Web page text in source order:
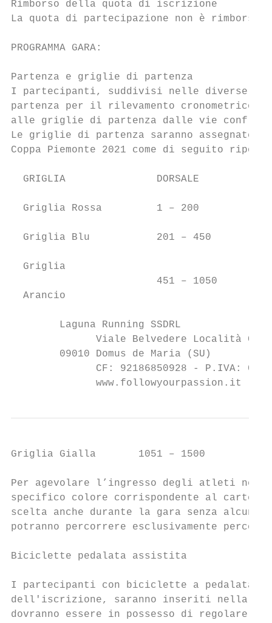
Rimborso della quota di iscrizione
La quota di partecipazione non è
PROGRAMMA GARA:
Partenza e griglie di partenza
I partecipanti, suddivisi nelle diverse
partenza per il rilevamento cronometrico.
alle griglie di partenza dalle vie
Le griglie di partenza saranno assegnate
Coppa Piemonte 2021 come di seguito
  GRIGLIA               DORSALE
  Griglia Rossa         1 – 200
  Griglia Blu           201 – 450
  Griglia
                        451 – 1050
  Arancio
        Laguna Running SSDRL
              Viale Belvedere Località Chia
        09010 Domus de Maria (SU)
CF: 92186850928 - P.IVA:
www.followyourpassion.it
Griglia Gialla       1051 – 1500
Per agevolare l’ingresso degli atleti
specifico colore corrispondente al
scelta anche durante la gara senza
potranno percorrere esclusivamente
Biciclette pedalata assistita
I partecipanti con biciclette a
dell'iscrizione, saranno inseriti nella
dovranno essere in possesso di regolare